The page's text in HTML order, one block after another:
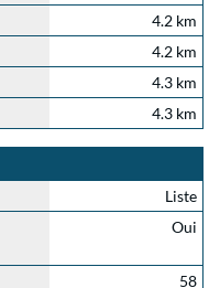
4.2 km
4.2 km
4.3 km
4.3 km
Liste
Oui
58